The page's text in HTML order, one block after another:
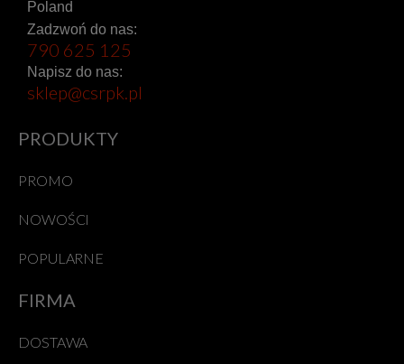
Poland
Zadzwoń do nas:
790 625 125
Napisz do nas:
sklep@csrpk.pl
PRODUKTY
PROMO
NOWOŚCI
POPULARNE
FIRMA
DOSTAWA